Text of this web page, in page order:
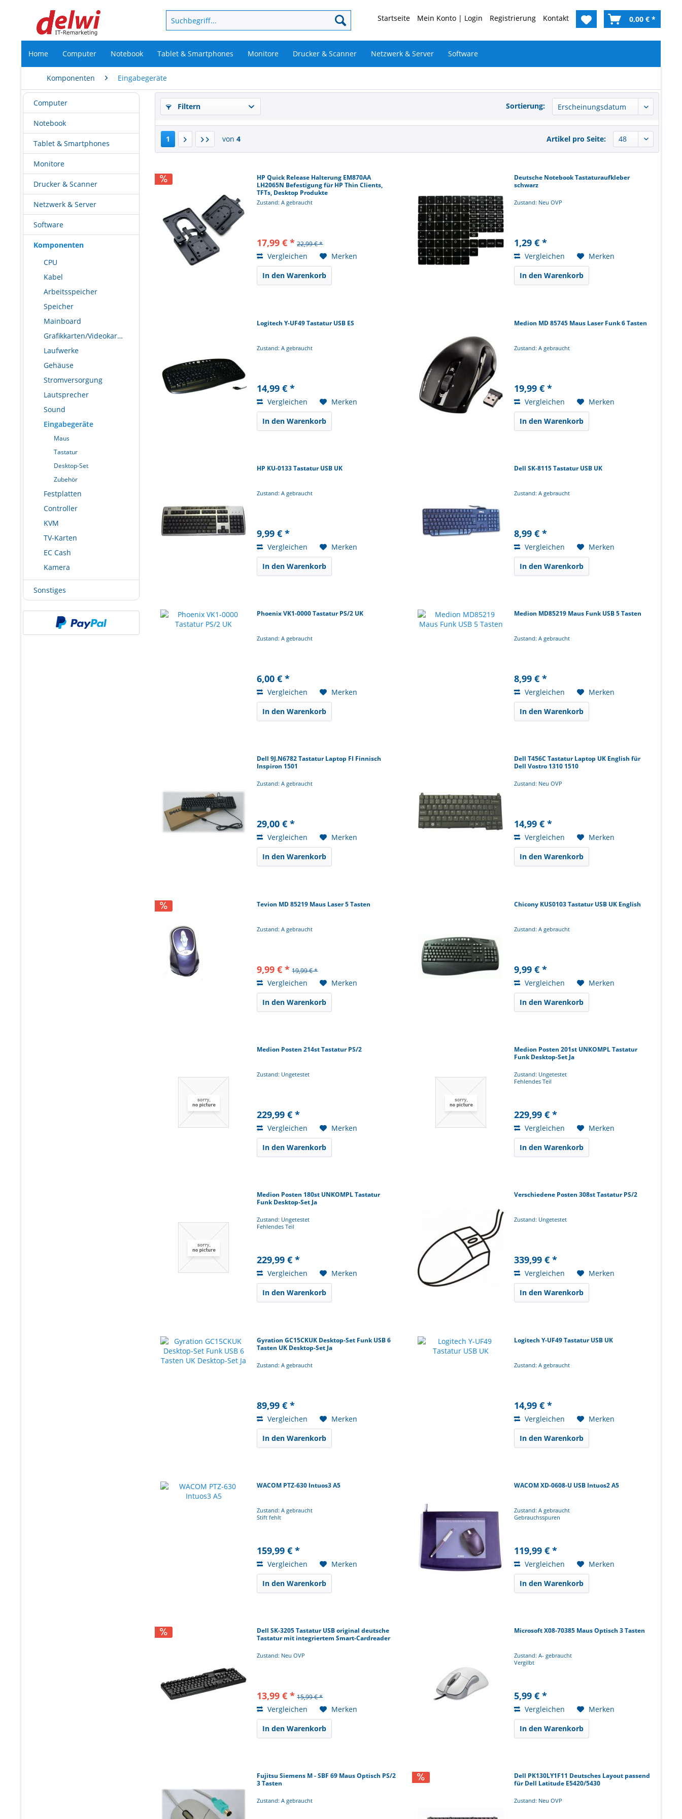
Startseite Mein Konto | Login Registrierung Kontakt 0,00 € *
Home Computer Notebook Tablet & Smartphones Monitore Drucker & Scanner Netzwerk & Server Software
Komponenten Eingabegeräte
Computer
Notebook
Tablet & Smartphones
Monitore
Drucker & Scanner
Netzwerk & Server
Software
Komponenten
CPU
Kabel
Arbeitsspeicher
Speicher
Mainboard
Grafikkarten/Videokarten
Laufwerke
Gehäuse
Stromversorgung
Lautsprecher
Sound
Eingabegeräte
Maus
Tastatur
Desktop-Set
Zubehör
Festplatten
Controller
KVM
TV-Karten
EC Cash
Kamera
Sonstiges
Filtern Sortierung:
1 von 4 Artikel pro Seite:
HP Quick Release Halterung EM870AA
LH2065N Befestigung für HP Thin Clients,
TFTs, Desktop Produkte
Zustand: A gebraucht
17,99 € * 22,99 € *
Vergleichen
Merken
In den Warenkorb
Deutsche Notebook Tastaturaufkleber
schwarz
Zustand: Neu OVP
1,29 € *
Vergleichen
Merken
In den Warenkorb
Logitech Y-UF49 Tastatur USB ES
Zustand: A gebraucht
14,99 € *
Vergleichen
Merken
In den Warenkorb
Medion MD 85745 Maus Laser Funk 6 Tasten
Zustand: A gebraucht
19,99 € *
Vergleichen
Merken
In den Warenkorb
HP KU-0133 Tastatur USB UK
Zustand: A gebraucht
9,99 € *
Vergleichen
Merken
In den Warenkorb
Dell SK-8115 Tastatur USB UK
Zustand: A gebraucht
8,99 € *
Vergleichen
Merken
In den Warenkorb
Phoenix VK1-0000 Tastatur PS/2 UK
Zustand: A gebraucht
6,00 € *
Vergleichen
Merken
In den Warenkorb
Medion MD85219 Maus Funk USB 5 Tasten
Zustand: A gebraucht
8,99 € *
Vergleichen
Merken
In den Warenkorb
Dell 9J.N6782 Tastatur Laptop FI Finnisch
Inspiron 1501
Zustand: A gebraucht
29,00 € *
Vergleichen
Merken
In den Warenkorb
Dell T456C Tastatur Laptop UK English für
Dell Vostro 1310 1510
Zustand: Neu OVP
14,99 € *
Vergleichen
Merken
In den Warenkorb
Tevion MD 85219 Maus Laser 5 Tasten
Zustand: A gebraucht
9,99 € * 19,99 € *
Vergleichen
Merken
In den Warenkorb
Chicony KUS0103 Tastatur USB UK English
Zustand: A gebraucht
9,99 € *
Vergleichen
Merken
In den Warenkorb
Medion Posten 214st Tastatur PS/2
Zustand: Ungetestet
229,99 € *
Vergleichen
Merken
In den Warenkorb
Medion Posten 201st UNKOMPL Tastatur
Funk Desktop-Set Ja
Zustand: Ungetestet
Fehlendes Teil
229,99 € *
Vergleichen
Merken
In den Warenkorb
Medion Posten 180st UNKOMPL Tastatur
Funk Desktop-Set Ja
Zustand: Ungetestet
Fehlendes Teil
229,99 € *
Vergleichen
Merken
In den Warenkorb
Verschiedene Posten 308st Tastatur PS/2
Zustand: Ungetestet
339,99 € *
Vergleichen
Merken
In den Warenkorb
Gyration GC15CKUK Desktop-Set Funk USB 6
Tasten UK Desktop-Set Ja
Zustand: A gebraucht
89,99 € *
Vergleichen
Merken
In den Warenkorb
Logitech Y-UF49 Tastatur USB UK
Zustand: A gebraucht
14,99 € *
Vergleichen
Merken
In den Warenkorb
WACOM PTZ-630 Intuos3 A5
Zustand: A gebraucht
Stift fehlt
159,99 € *
Vergleichen
Merken
In den Warenkorb
WACOM XD-0608-U USB Intuos2 A5
Zustand: A gebraucht
Gebrauchsspuren
119,99 € *
Vergleichen
Merken
In den Warenkorb
Dell SK-3205 Tastatur USB original deutsche
Tastatur mit integriertem Smart-Cardreader
Zustand: Neu OVP
13,99 € * 15,99 € *
Vergleichen
Merken
In den Warenkorb
Microsoft X08-70385 Maus Optisch 3 Tasten
Zustand: A- gebraucht
Vergilbt
5,99 € *
Vergleichen
Merken
In den Warenkorb
Fujitsu Siemens M - SBF 69 Maus Optisch PS/2
3 Tasten
Zustand: A gebraucht
Dell PK130LY1F11 Deutsches Layout passend
für Dell Latitude E5420/5430
Zustand: Neu OVP